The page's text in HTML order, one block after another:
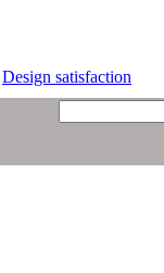
Design satisfaction